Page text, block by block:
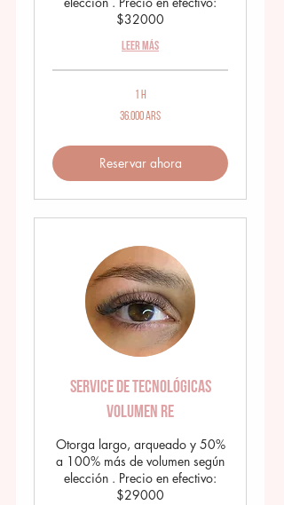
$32000
Leer más
1 h
36.000 ARS
Reservar ahora
Service de Tecnológicas
Volumen RE
Otorga largo, arqueado y 50%
a 100% más de volumen según
elección . Precio en efectivo:
$29000